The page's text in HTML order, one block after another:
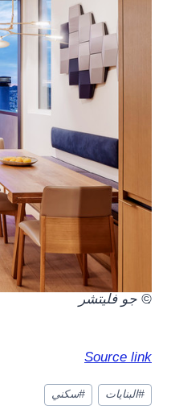
© جو فليتشر
.
Source link
وسوم
المقال:
#البنايات #سكني